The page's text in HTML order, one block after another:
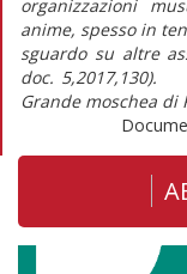
organizzazioni
anime, spesso in
sguardo su altre
doc. 5,2017,130).
Grande moschea di